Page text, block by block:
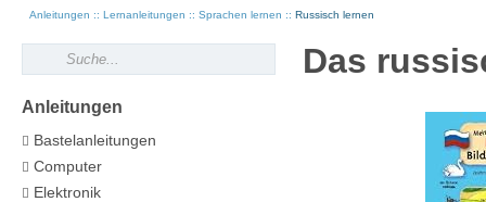
Anleitungen Lernanleitungen Sprachen lernen Russisch lernen
Das
Anleitungen
Bastelanleitungen
Computer
Elektronik